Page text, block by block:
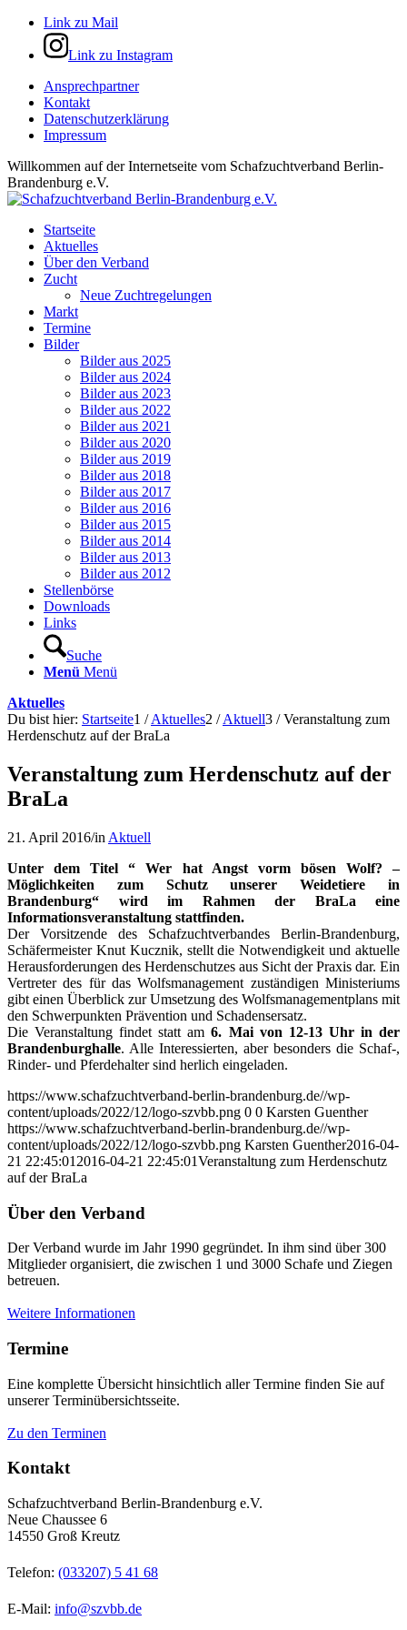
Link zu Mail
Link zu Instagram
Ansprechpartner
Kontakt
Datenschutzerklärung
Impressum
Willkommen auf der Internetseite vom Schafzuchtverband Berlin-
Brandenburg e.V.
Startseite
Aktuelles
Über den Verband
Zucht
Neue Zuchtregelungen
Markt
Termine
Bilder
Bilder aus 2025
Bilder aus 2024
Bilder aus 2023
Bilder aus 2022
Bilder aus 2021
Bilder aus 2020
Bilder aus 2019
Bilder aus 2018
Bilder aus 2017
Bilder aus 2016
Bilder aus 2015
Bilder aus 2014
Bilder aus 2013
Bilder aus 2012
Stellenbörse
Downloads
Links
Suche
Menü Menü
Aktuelles
Du bist hier: Startseite1 / Aktuelles2 / Aktuell3 / Veranstaltung zum
Herdenschutz auf der BraLa
Veranstaltung zum Herdenschutz auf der
BraLa
21. April 2016/in Aktuell
Unter dem Titel “ Wer hat Angst vorm bösen Wolf? –
Möglichkeiten zum Schutz unserer Weidetiere in
Brandenburg“ wird im Rahmen der BraLa eine
Informationsveranstaltung stattfinden.
Der Vorsitzende des Schafzuchtverbandes Berlin-Brandenburg,
Schäfermeister Knut Kucznik, stellt die Notwendigkeit und aktuelle
Herausforderungen des Herdenschutzes aus Sicht der Praxis dar. Ein
Vertreter des für das Wolfsmanagement zuständigen Ministeriums
gibt einen Überblick zur Umsetzung des Wolfsmanagementplans mit
den Schwerpunkten Prävention und Schadensersatz.
Die Veranstaltung findet statt am6. Mai von 12-13 Uhr in der
Brandenburghalle. Alle Interessierten, aber besonders die Schaf-,
Rinder- und Pferdehalter sind herlich eingeladen.
https://www.schafzuchtverband-berlin-brandenburg.de//wp-
content/uploads/2022/12/logo-szvbb.png 0 0 Karsten Guenther
https://www.schafzuchtverband-berlin-brandenburg.de//wp-
content/uploads/2022/12/logo-szvbb.png Karsten Guenther2016-04-
21 22:45:01 2016-04-21 22:45:01Veranstaltung zum Herdenschutz
auf der BraLa
Über den Verband
Der Verband wurde im Jahr 1990 gegründet. In ihm sind über 300
Mitglieder organisiert, die zwischen 1 und 3000 Schafe und Ziegen
betreuen.
Weitere Informationen
Termine
Eine komplette Übersicht hinsichtlich aller Termine finden Sie auf
unserer Terminübersichtsseite.
Zu den Terminen
Kontakt
Schafzuchtverband Berlin-Brandenburg e.V.
Neue Chaussee 6
14550 Groß Kreutz
Telefon: (033207) 5 41 68
E-Mail: info@szvbb.de